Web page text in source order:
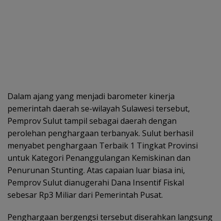
Dalam ajang yang menjadi barometer kinerja
pemerintah daerah se-wilayah Sulawesi tersebut,
Pemprov Sulut tampil sebagai daerah dengan
perolehan penghargaan terbanyak. Sulut berhasil
menyabet penghargaan Terbaik 1 Tingkat Provinsi
untuk Kategori Penanggulangan Kemiskinan dan
Penurunan Stunting. Atas capaian luar biasa ini,
Pemprov Sulut dianugerahi Dana Insentif Fiskal
sebesar Rp3 Miliar dari Pemerintah Pusat.
Penghargaan bergengsi tersebut diserahkan langsung